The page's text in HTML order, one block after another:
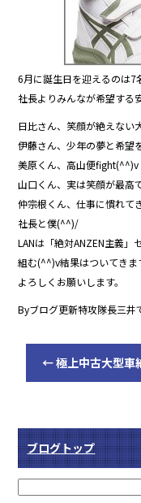
6月に誕生日を迎えるのは7
日比さん、笑顔が絶えな
伊藤さん、少年の夢と希望
美原くん、高山便fight(^^)v
山口くん、実は笑顔が最高
仲宗根くん、仕事に慣れ
社長と僕(^^)/
LANは「絶対ANZEN主義」
組む(^^)v結果はついてき
よろしくお願いします。
Byブログ更新特攻隊長三
←極上中古大型車
ブログトップ